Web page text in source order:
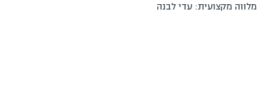
מלווה מקצועית: עדי לבנה